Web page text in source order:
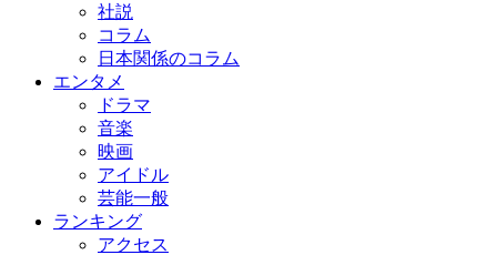
社説
コラム
日本関係のコラム
エンタメ
ドラマ
音楽
映画
アイドル
芸能一般
ランキング
アクセス